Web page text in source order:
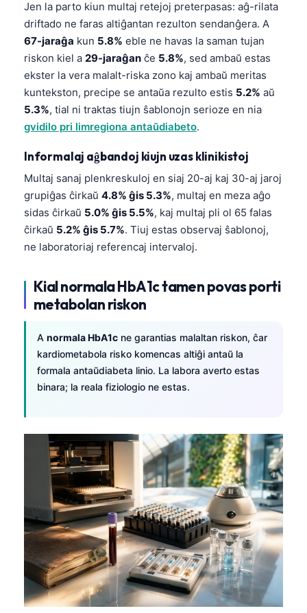
Jen la parto kiun multaj retejoj preterpasas: aĝ-rilata
driftado ne faras altiĝantan rezulton sendanĝera. A
67-jaraĝa kun 5.8% eble ne havas la saman tujan
riskon kiel a 29-jaraĝan ĉe 5.8%, sed ambaŭ estas
ekster la vera malalt-riska zono kaj ambaŭ meritas
kuntekston, precipe se antaŭa rezulto estis 5.2% aŭ
5.3%, tial ni traktas tiujn ŝablonojn serioze en nia
gvidilo pri limregiona antaŭdiabeto.
Informalaj aĝbandoj kiujn uzas klinikistoj
Multaj sanaj plenkreskuloj en siaj 20-aj kaj 30-aj jaroj
grupiĝas ĉirkaŭ 4.8% ĝis 5.3%, multaj en meza aĝo
sidas ĉirkaŭ 5.0% ĝis 5.5%, kaj multaj pli ol 65 falas
ĉirkaŭ 5.2% ĝis 5.7%. Tiuj estas observaj ŝablonoj,
ne laboratoriaj referencaj intervaloj.
Kial normala HbA1c tamen povas porti
metabolan riskon
A normala HbA1c ne garantias malaltan riskon, ĉar
kardiometabola risko komencas altiĝi antaŭ la
formala antaŭdiabeta linio. La labora averto estas
binara; la reala fiziologio ne estas.